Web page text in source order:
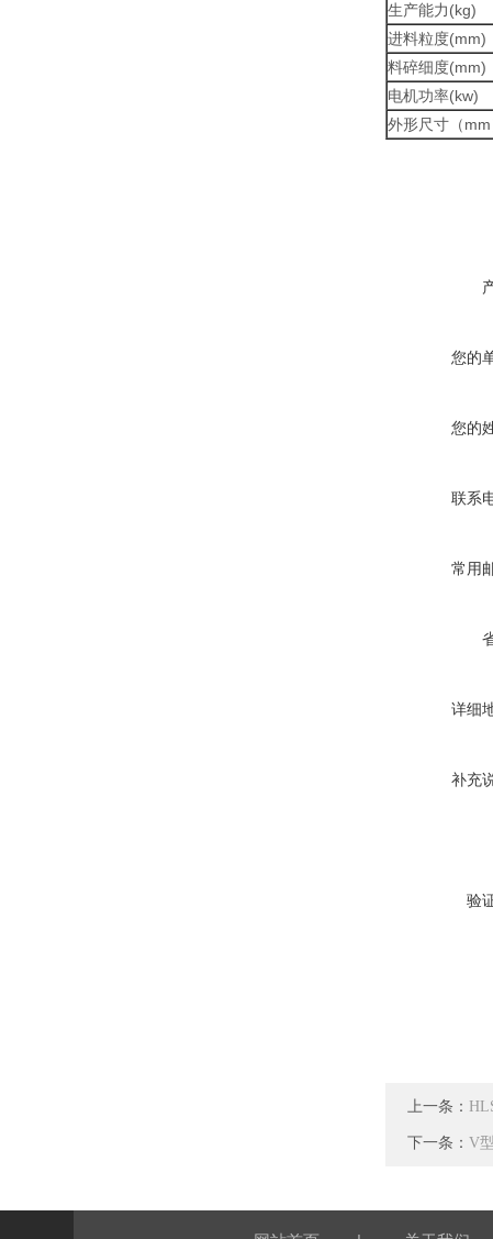
生产能力(kg)
进料粒度(mm)
料碎细度(mm)
电机功率(kw)
外形尺寸（mm
您的
您的
联系
常用
详细
补充
验
上一条：
下一条：V